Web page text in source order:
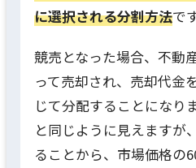
に選択される分割方法で
競売となった場合、不動
って売却され、売却代金
じて分配することになり
と同じように見えますが
ることから、市場価格の